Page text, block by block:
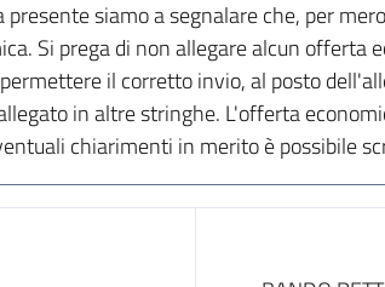
presente siamo a segnalare che, per
Si prega di non allegare alcun
il corretto invio, al posto
in altre stringhe. L'offerta
chiarimenti in merito è possibile